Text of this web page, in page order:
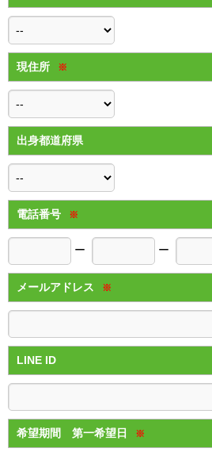
現住所 ※
出身都道府県
電話番号 ※
ー ー
メールアドレス ※
LINE ID
希望期間 第一希望日 ※